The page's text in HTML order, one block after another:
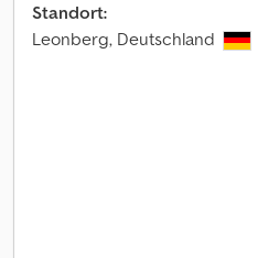
Standort:
Leonberg, Deutschland